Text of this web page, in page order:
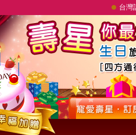
划算〕專區
〔我的比較清單〕
刪除該選擇)
促銷方案
一名的促銷專案！
party！